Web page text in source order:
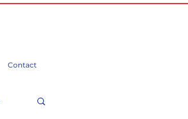
Contact